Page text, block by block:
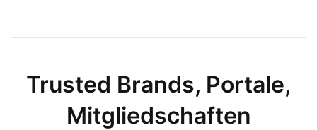
Trusted Brands, Portale,
Mitgliedschaften